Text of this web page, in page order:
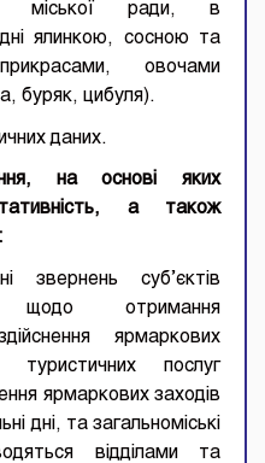
міської ради, в
дні ялинкою, сосною та
овочами
буряк, цибуля).
даних.
на основі яких
а також
звернень суб’єктів
щодо отримання
ярмаркових
туристичних послуг
ярмаркових заходів
дні, та загальноміські
відділами та